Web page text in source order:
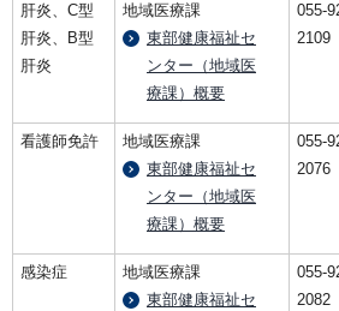
肝炎、C型
肝炎、B型
肝炎
地域医療課
東部健康福祉セ
ンター（地域医
療課）概要
055-
2109
看護師免許
地域医療課
東部健康福祉セ
ンター（地域医
療課）概要
055-
2076
感染症
地域医療課
東部健康福祉セ
055-
2082